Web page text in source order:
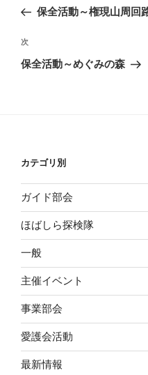
ナ
ビ
ゲ
の
稿
保全活動～権現山周回
次
の
次
保全活動～めぐみの森
カテゴリ別
ガイド部会
ほばしら探検隊
一般
主催イベント
事業部会
愛護会活動
最新情報